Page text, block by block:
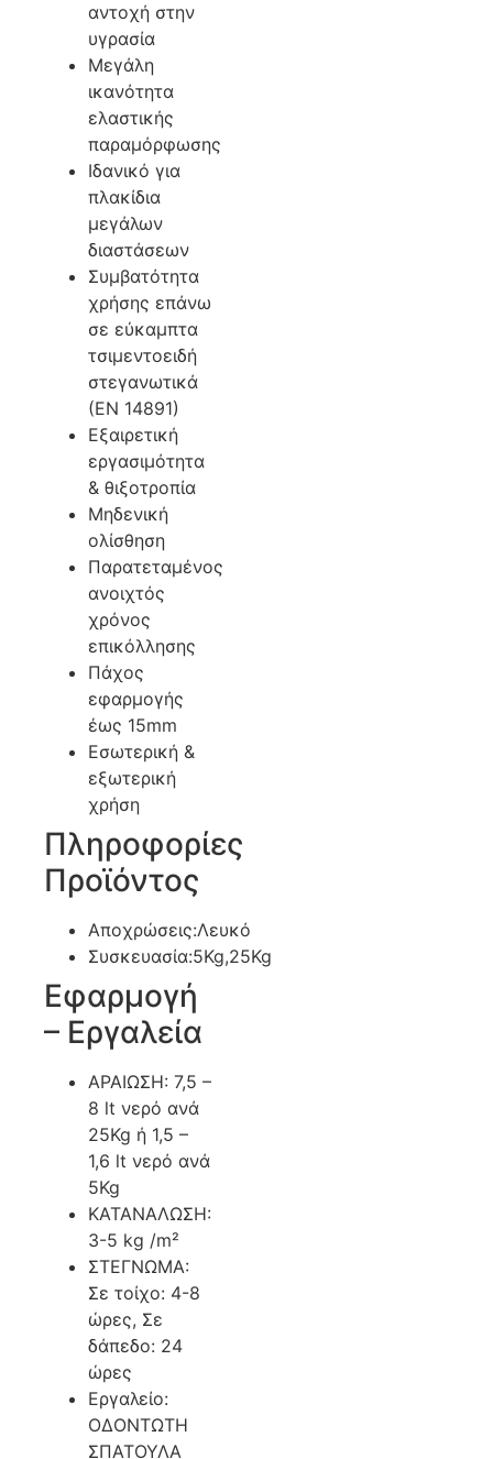
αντοχή στην
υγρασία
Μεγάλη
ικανότητα
ελαστικής
παραμόρφωσης
Ιδανικό για
πλακίδια
μεγάλων
διαστάσεων
Συμβατότητα
χρήσης επάνω
σε εύκαμπτα
τσιμεντοειδή
στεγανωτικά
(ΕΝ 14891)
Εξαιρετική
εργασιμότητα
& θιξοτροπία
Μηδενική
ολίσθηση
Παρατεταμένος
ανοιχτός
χρόνος
επικόλλησης
Πάχος
εφαρμογής
έως 15mm
Εσωτερική &
εξωτερική
χρήση
Πληροφορίες
Προϊόντος
Αποχρώσεις:Λευκό
Συσκευασία:5Kg,25Kg
Εφαρμογή
– Εργαλεία
ΑΡΑΙΩΣΗ: 7,5 –
8 lt νερό ανά
25Kg ή 1,5 –
1,6 lt νερό ανά
5Kg
ΚΑΤΑΝΑΛΩΣΗ:
3-5 kg /m²
ΣΤΕΓΝΩΜΑ:
Σε τοίχο: 4-8
ώρες, Σε
δάπεδο: 24
ώρες
Εργαλείο:
ΟΔΟΝΤΩΤΗ
ΣΠΑΤΟΥΛΑ